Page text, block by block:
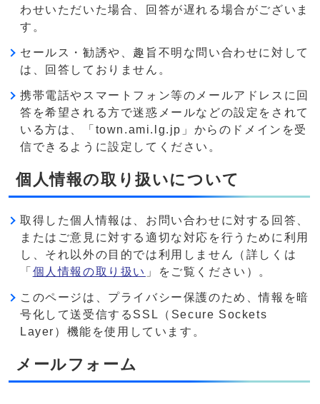
わせいただいた場合、回答が遅れる場合がございま
す。
セールス・勧誘や、趣旨不明な問い合わせに対して
は、回答しておりません。
携帯電話やスマートフォン等のメールアドレスに回
答を希望される方で迷惑メールなどの設定をされて
いる方は、「town.ami.lg.jp」からのドメインを受
信できるように設定してください。
個人情報の取り扱いについて
取得した個人情報は、お問い合わせに対する回答、
またはご意見に対する適切な対応を行うために利用
し、それ以外の目的では利用しません（詳しくは
「 個人情報の取り扱い 」をご覧ください）。
このページは、プライバシー保護のため、情報を暗
号化して送受信するSSL（Secure Sockets
Layer）機能を使用しています。
メールフォーム